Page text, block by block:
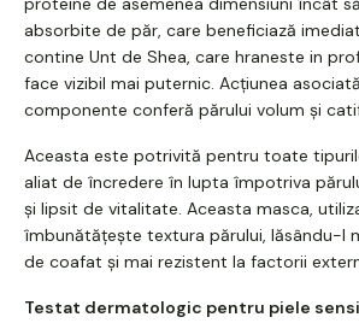
absorbite de păr, care beneficiază
contine Unt de Shea, care hraneste in
face vizibil mai puternic. Acțiunea
componente conferă părului volum și
Aceasta este potrivită pentru toate
aliat de încredere în lupta împotriva
și lipsit de vitalitate. Aceasta masca,
îmbunătățește textura părului, lăsându-l
de coafat și mai rezistent la factorii
Testat dermatologic pentru piele